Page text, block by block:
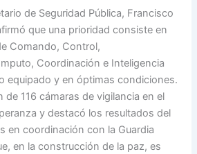
de Seguridad Pública, Francisco
que una prioridad consiste en
Comando, Control,
Coordinación e Inteligencia
equipado y en óptimas condiciones.
de 116 cámaras de vigilancia en el
y destacó los resultados del
en coordinación con la Guardia
en la construcción de la paz, es